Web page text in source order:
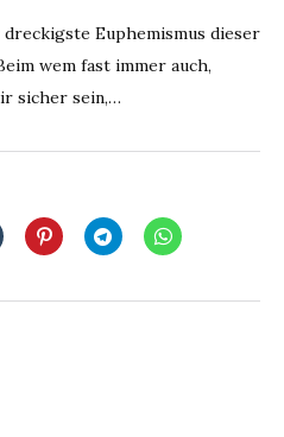
Euphemismus dieser
wem fast immer auch,
sicher sein,…